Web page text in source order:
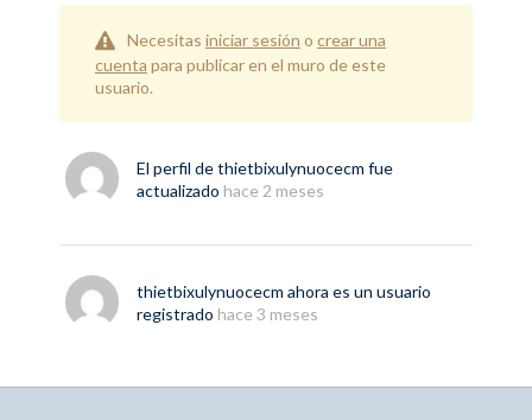
Necesitas iniciar sesión o crear una
cuenta para publicar en el muro de este
usuario.
El perfil dethietbixulynuocecm fue
actualizado hace 2 meses
thietbixulynuocecm ahora es un usuario
registrado hace 3 meses